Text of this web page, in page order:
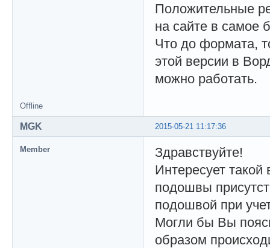
Положительные
на сайте в самое
Что до формата,
этой версии в
можно работать.
Offline
2015-05-21 11:17:36
MGK
Member
Здравствуйте!
Интересует
подошвы
подошвой при
Могли бы Вы
образом